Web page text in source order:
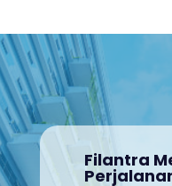
Filantra